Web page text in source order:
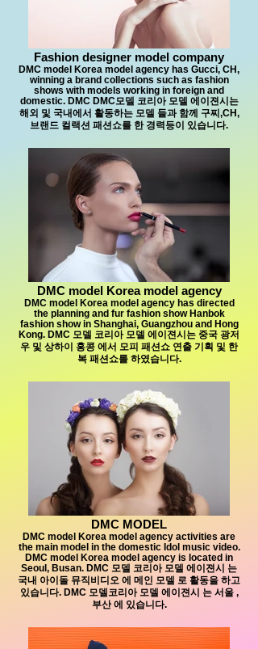
Fashion designer model company
DMC model Korea model agency has Gucci, CH,
winning a brand collections such as fashion
shows with models working in foreign and
domestic. DMC DMC모델 코리아 모델 에이젼시는
해외 및 국내에서 활동하는 모델 들과 함께 구찌,CH,
브랜드 컬랙션 패션쇼를 한 경력등이 있습니다.
DMC model Korea model agency
DMC model Korea model agency has directed
the planning and fur fashion show Hanbok
fashion show in Shanghai, Guangzhou and Hong
Kong. DMC 모델 코리아 모델 에이젼시는 중국 광저
우 및 상하이 홍콩 에서 모피 패션쇼 연출 기획 및 한
복 패션쇼를 하였습니다.
DMC MODEL
DMC model Korea model agency activities are
the main model in the domestic Idol music video.
DMC model Korea model agency is located in
Seoul, Busan. DMC 모델 코리아 모델 에이젼시 는
국내 아이돌 뮤직비디오 에 메인 모델 로 활동을 하고
있습니다. DMC 모델코리아 모델 에이젼시 는 서울 ,
부산 에 있습니다.